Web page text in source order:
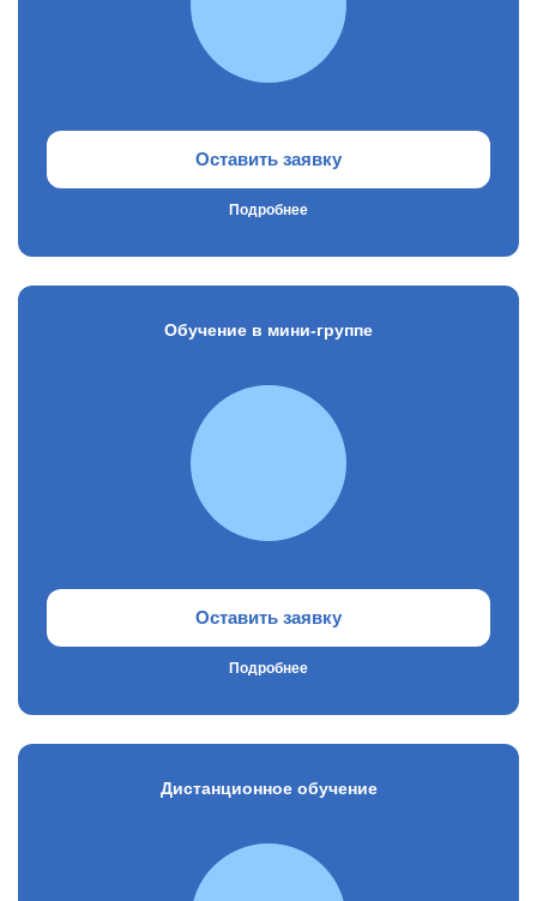
Оставить заявку
Подробнее
Обучение в мини-группе
Оставить заявку
Подробнее
Дистанционное обучение